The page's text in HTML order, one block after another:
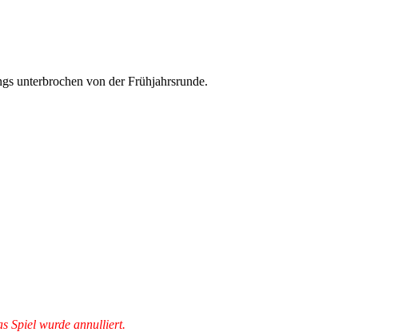
unterbrochen von der Frühjahrsrunde.
Spiel wurde annulliert.